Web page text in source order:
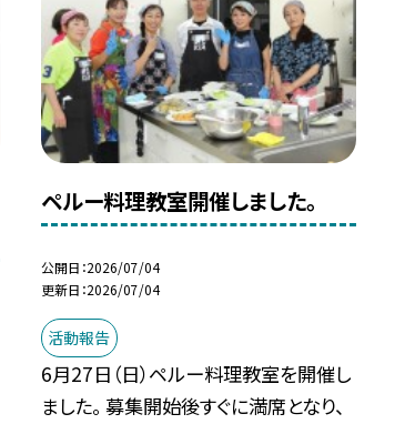
ペルー料理教室開催しました。
公開日 2026/07/04
更新日 2026/07/04
活動報告
6月27日（日）ペルー料理教室を開催し
ました。 募集開始後すぐに満席となり、